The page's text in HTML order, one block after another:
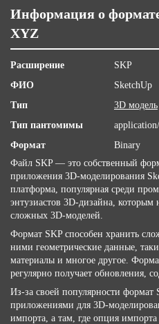
Информация о
XYZ
Расширение
SKP
ФИО
SketchUp
Тип
3D модель
Тип пантомимы
Формат
Binary
Файл SKP — это собственный
приложения 3D-моделирования
платформа, популярная среди
энтузиастов 3D-дизайна, которым
сложных 3D-моделей.
Формат SKP способен хранить
ними геометрические данные,
материалы и многое другое.
регулярно получает обновления,
Из-за своей популярности формат
приложениями для 3D-
импорта, а там, где опция